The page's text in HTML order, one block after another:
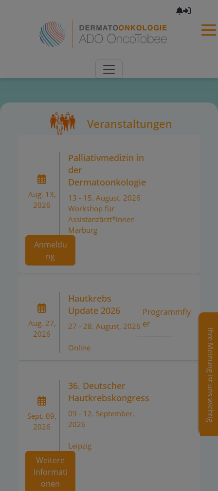
×
Veranstaltungen
Aug. 13,
2026
Palliativmedizin in
der
Dermatoonkologie
13 - 15. August, 2026
Workshop für
Assistanzärzt*innen
Marburg
Anmeldu
ng
Aug. 27,
2026
Hautkrebs
Update 2026
27 - 28. August, 2026
Online
Programmfly
er
Sept. 09,
2026
36. Deutscher
Hautkrebskongress
09 - 12. September,
2026
Leipzig
Weitere
Informati
onen
Ihre Meinung ist uns wichtig